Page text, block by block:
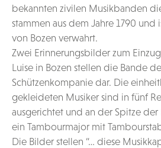
bekannten zivilen Musikbanden
stammen aus dem Jahre 1790 und
von Bozen verwahrt.
Zwei Erinnerungsbilder zum
Luise in Bozen stellen die Bande
Schützenkompanie dar. Die
gekleideten Musiker sind in fünf
ausgerichtet und an der Spitze der
ein Tambourmajor mit
Die Bilder stellen “… diese